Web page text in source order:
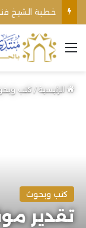
القائمة
الرئيسية/كتب
كتب وبحوث
تقدير